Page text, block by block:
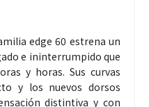
edge 60 estrena un
e ininterrumpido que
y horas. Sus curvas
y los nuevos dorsos
distintiva y con